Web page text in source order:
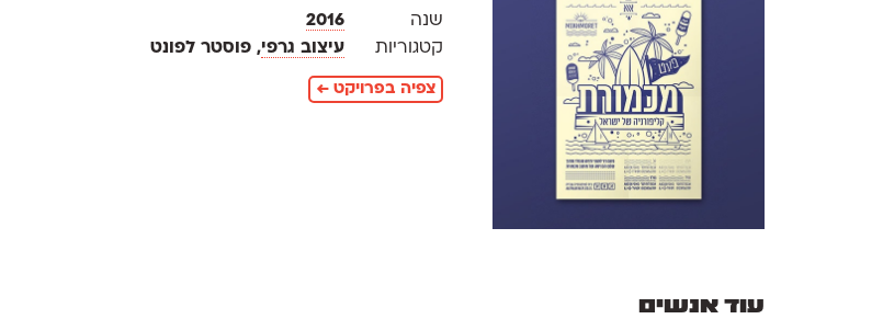
שנה
2016
קטגוריות
עיצוב גרפי, פוסטר לפונט
צפיה בפרויקט ←
עוד אנשים